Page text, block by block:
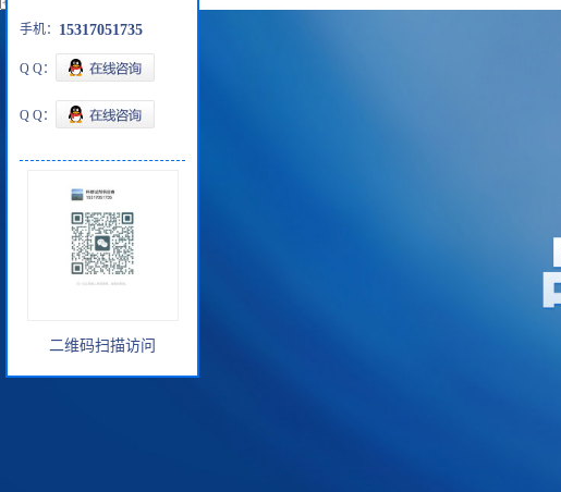
手机： 15317051735
Q Q：
Q Q：
二维码扫描访问